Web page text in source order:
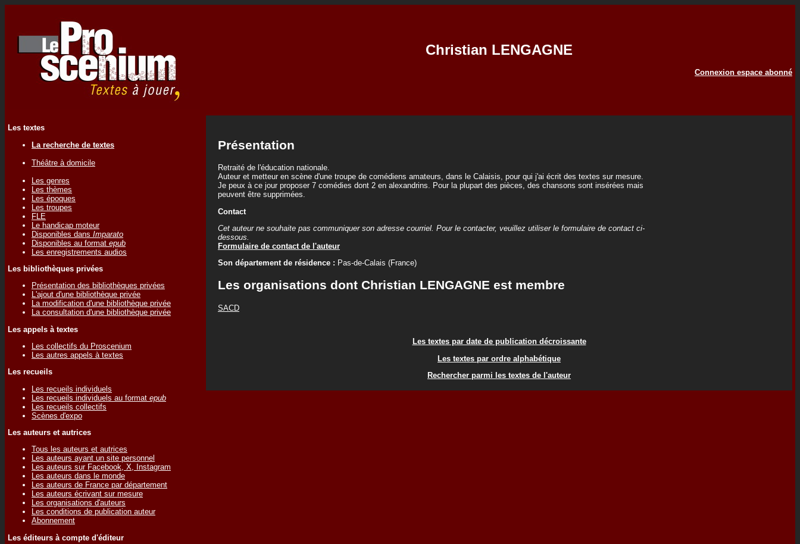
Christian LENGAGNE
Connexion espace abonné
Les textes
La recherche de textes
Théâtre à domicile
Les genres
Les thèmes
Les époques
Les troupes
FLE
Le handicap moteur
Disponibles dans Imparato
Disponibles au format epub
Les enregistrements audios
Les bibliothèques privées
Présentation des bibliothèques privées
L'ajout d'une bibliothèque privée
La modification d'une bibliothèque privée
La consultation d'une bibliothèque privée
Les appels à textes
Les collectifs du Proscenium
Les autres appels à textes
Les recueils
Les recueils individuels
Les recueils individuels au format epub
Les recueils collectifs
Scènes d'expo
Les auteurs et autrices
Tous les auteurs et autrices
Les auteurs ayant un site personnel
Les auteurs sur Facebook, X, Instagram
Les auteurs dans le monde
Les auteurs de France par département
Les auteurs écrivant sur mesure
Les organisations d'auteurs
Les conditions de publication auteur
Abonnement
Les éditeurs à compte d'éditeur
Présentation
Retraité de l'éducation nationale.
Auteur et metteur en scène d'une troupe de comédiens amateurs, dans le Calaisis, pour qui j'ai écrit des textes sur mesure.
Je peux à ce jour proposer 7 comédies dont 2 en alexandrins. Pour la plupart des pièces, des chansons sont insérées mais
peuvent être supprimées.
Contact
Cet auteur ne souhaite pas communiquer son adresse courriel. Pour le contacter, veuillez utiliser le formulaire de contact ci-
dessous.
Formulaire de contact de l'auteur
Son département de résidence : Pas-de-Calais (France)
Les organisations dont Christian LENGAGNE est membre
SACD
Les textes par date de publication décroissante
Les textes par ordre alphabétique
Rechercher parmi les textes de l'auteur